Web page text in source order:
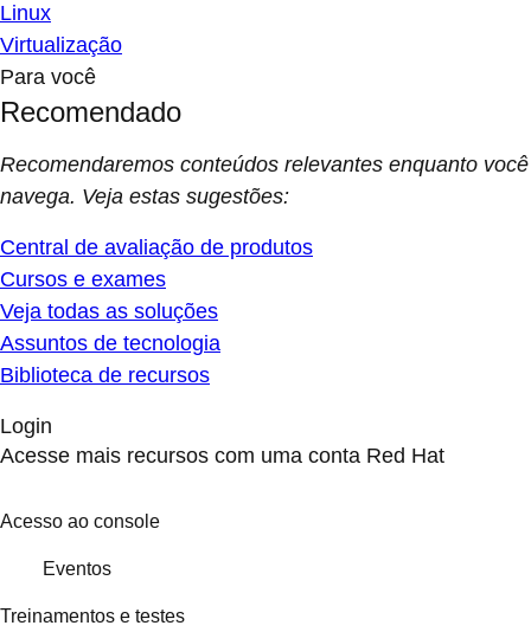
Linux
Virtualização
Para você
Recomendado
Recomendaremos conteúdos relevantes enquanto você
navega. Veja estas sugestões:
Central de avaliação de produtos
Cursos e exames
Veja todas as soluções
Assuntos de tecnologia
Biblioteca de recursos
Login
Acesse mais recursos com uma conta Red Hat
Acesso ao console
Eventos
Treinamentos e testes